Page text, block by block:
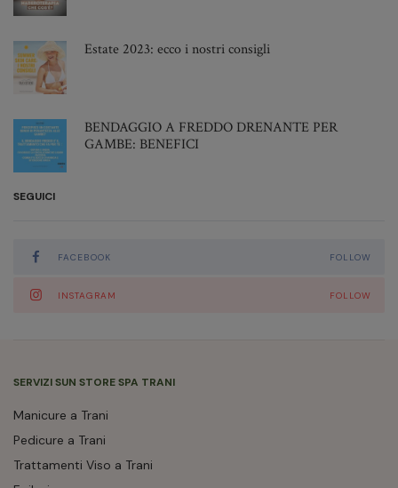
Marzo 2022
Febbraio 2022
Gennaio 2022
Novembre 2021
Ottobre 2021
Settembre 2021
Agosto 2021
Luglio 2021
Maggio 2021
Marzo 2021
Ottobre 2020
Estate 2023: ecco i nostri consigli
BENDAGGIO A FREDDO DRENANTE PER
GAMBE: BENEFICI
SEGUICI
FACEBOOK FOLLOW
INSTAGRAM FOLLOW
SERVIZI SUN STORE SPA TRANI
Manicure a Trani
Pedicure a Trani
Trattamenti Viso a Trani